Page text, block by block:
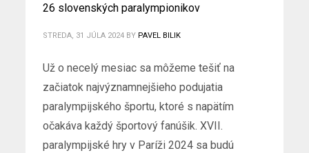
26 slovenských paralympionikov
STREDA, 31 JÚLA 2024 BY PAVEL BILIK
Už o necelý mesiac sa môžeme tešiť na
začiatok najvýznamnejšieho podujatia
paralympijského športu, ktoré s napätím
očakáva každý športový fanúšik. XVII.
paralympijské hry v Paríži 2024 sa budú